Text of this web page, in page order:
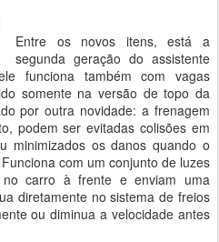
Entre os novos itens, está a
segunda geração do assistente
funciona também com vagas
somente na versão de topo da
por outra novidade: a frenagem
podem ser evitadas colisões em
minimizados os danos quando o
com um conjunto de luzes
no carro à frente e enviam uma
diretamente no sistema de freios
ou diminua a velocidade antes